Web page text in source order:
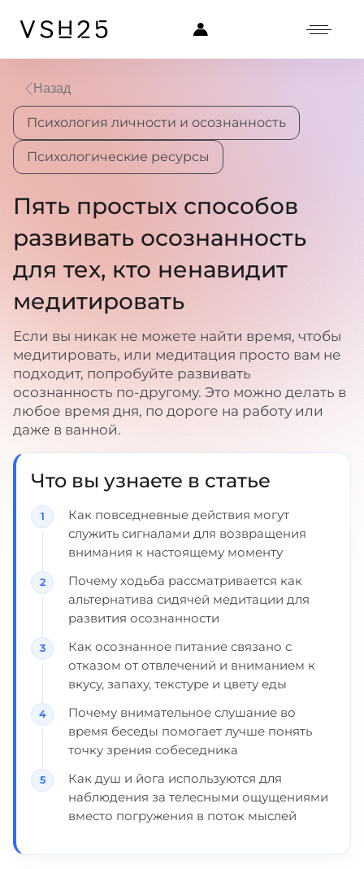
Назад
Психология личности и осознанность
Психологические ресурсы
Пять простых способов
развивать осознанность
для тех, кто ненавидит
медитировать
Если вы никак не можете найти время, чтобы
медитировать, или медитация просто вам не
подходит, попробуйте развивать
осознанность по-другому. Это можно делать в
любое время дня, по дороге на работу или
даже в ванной.
Что вы узнаете в статье
Как повседневные действия могут
служить сигналами для возвращения
внимания к настоящему моменту
Почему ходьба рассматривается как
альтернатива сидячей медитации для
развития осознанности
Как осознанное питание связано с
отказом от отвлечений и вниманием к
вкусу, запаху, текстуре и цвету еды
Почему внимательное слушание во
время беседы помогает лучше понять
точку зрения собеседника
Как душ и йога используются для
наблюдения за телесными ощущениями
вместо погружения в поток мыслей